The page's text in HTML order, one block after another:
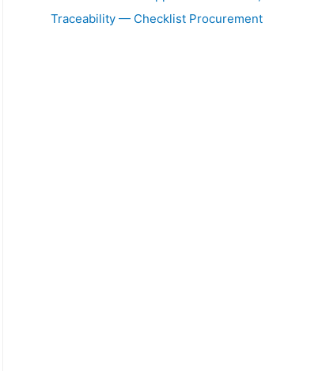
Traceability — Checklist Procurement